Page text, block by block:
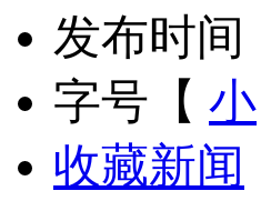
发布时间
字号【 小
收藏新闻